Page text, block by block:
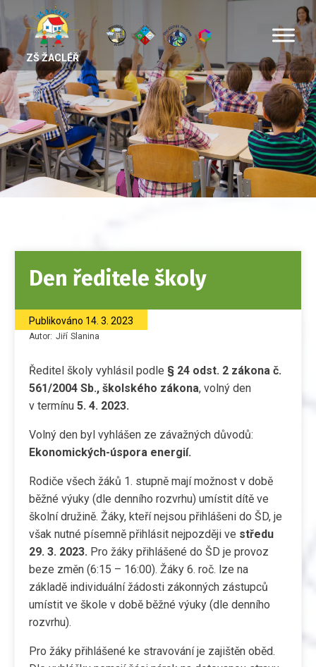
ZŠ ŽACLÉŘ
Den ředitele školy
Publikováno 14. 3. 2023
Autor: Jiří Slanina
Ředitel školy vyhlásil podle § 24 odst. 2 zákona č.
561/2004 Sb., školského zákona, volný den
v termínu 5. 4. 2023.
Volný den byl vyhlášen ze závažných důvodů:
Ekonomických-úspora energií.
Rodiče všech žáků 1. stupně mají možnost v době
běžné výuky (dle denního rozvrhu) umístit dítě ve
školní družině. Žáky, kteří nejsou přihlášeni do ŠD, je
však nutné písemně přihlásit nejpozději ve středu
29. 3. 2023. Pro žáky přihlášené do ŠD je provoz
beze změn (6:15 – 16:00). Žáky 6. roč. lze na
základě individuální žádosti zákonných zástupců
umístit ve škole v době běžné výuky (dle denního
rozvrhu).
Pro žáky přihlášené ke stravování je zajištěn oběd.